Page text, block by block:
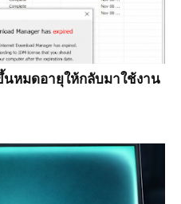
หมดอายุให้กลับมาใช้งาน